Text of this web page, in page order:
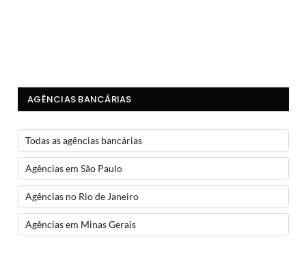
AGÊNCIAS BANCÁRIAS
Todas as agências bancárias
Agências em São Paulo
Agências no Rio de Janeiro
Agências em Minas Gerais